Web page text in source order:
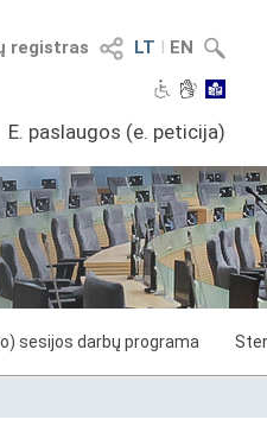
LT I EN
registras
E. paslaugos (e. peticija)
sesijos darbų programa